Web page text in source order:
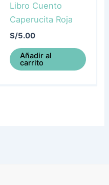
Libro Cuento
Caperucita Roja
S/5.00
Añadir al
carrito